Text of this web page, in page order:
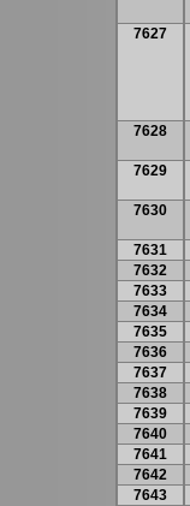
7627
7628
7629
7630
7631
7632
7633
7634
7635
7636
7637
7638
7639
7640
7641
7642
7643